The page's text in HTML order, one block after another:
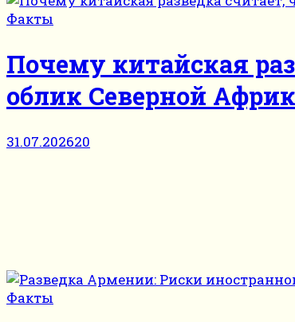
Факты
Почему китайская
облик Северной
31.07.202620
Факты